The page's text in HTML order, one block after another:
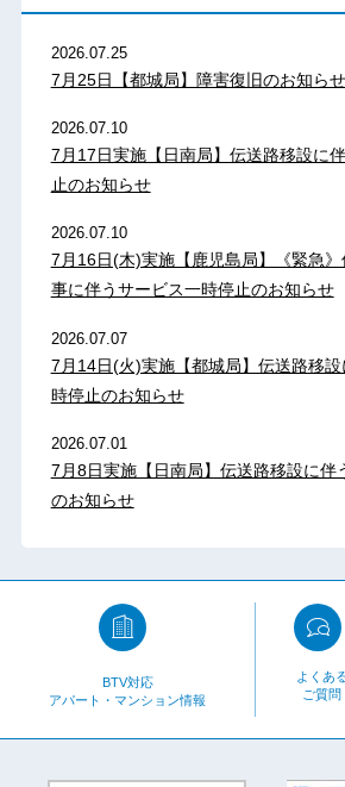
2026.07.25
7月25日【都城局】障害復旧のお知らせ
2026.07.10
7月17日実施【日南局】伝送路移設に
止のお知らせ
2026.07.10
7月16日(木)実施【鹿児島局】《緊急
事に伴うサービス一時停止のお知らせ
2026.07.07
7月14日(火)実施【都城局】伝送路移
時停止のお知らせ
2026.07.01
7月8日実施【日南局】伝送路移設に伴
のお知らせ
BTV対応
アパート・マンション情報
よくあ
ご質問